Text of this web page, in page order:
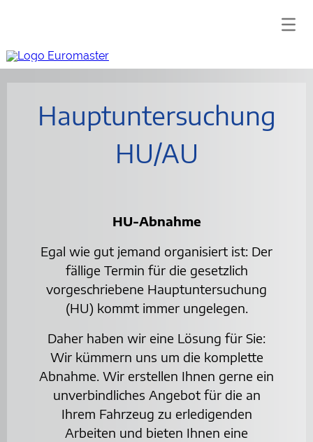
Hauptuntersuchung
HU/AU
HU-Abnahme
Egal wie gut jemand organisiert ist: Der
fällige Termin für die gesetzlich
vorgeschriebene Hauptuntersuchung
(HU) kommt immer ungelegen.
Daher haben wir eine Lösung für Sie:
Wir kümmern uns um die komplette
Abnahme. Wir erstellen Ihnen gerne ein
unverbindliches Angebot für die an
Ihrem Fahrzeug zu erledigenden
Arbeiten und bieten Ihnen eine